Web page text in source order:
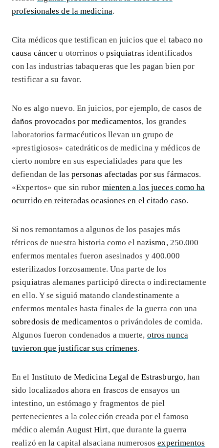
profesionales de la medicina.
Cita médicos que testifican en juicios que el tabaco no
causa cánceru otorrinos o psiquiatras identificados
con las industrias tabaqueras que les pagan bien por
testificar a su favor.
No es algo nuevo. En juicios, por ejemplo, de casos de
daños provocados por medicamentos, los grandes
laboratorios farmacéuticos llevan un grupo de
«prestigiosos» catedráticos de medicina y médicos de
cierto nombre en sus especialidades para que les
defiendan de las personas afectadas por sus fármacos.
«Expertos» que sin rubor mienten a los jueces como ha
ocurrido en reiteradas ocasiones en el citado caso.
Si nos remontamos a algunos de los pasajes más
tétricos de nuestrahistoria como el nazismo, 250.000
enfermos mentales fueron asesinados y 400.000
esterilizados forzosamente. Una parte de los
psiquiatras alemanes participó directa o indirectamente
en ello. Y se siguió matando clandestinamente a
enfermos mentales hasta finales de la guerra con una
sobredosis de medicamentos o privándoles de comida.
Algunos fueron condenados a muerte, otros nunca
tuvieron que justificar sus crímenes.
En el Instituto de Medicina Legal de Estrasburgo, han
sido localizados ahora en frascos de ensayos un
intestino, un estómago y fragmentos de piel
pertenecientes a la colección creada por el famoso
médico alemán August Hirt, que durante la guerra
realizó en la capital alsaciana numerososexperimentos